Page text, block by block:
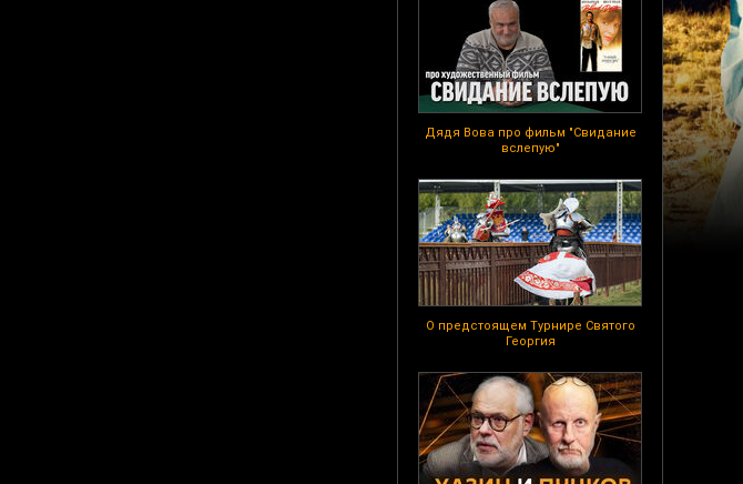
Дядя Вова про фильм "Свидание
вслепую"
О предстоящем Турнире Святого
Георгия